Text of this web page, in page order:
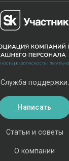
Статьи и советы
О компании
Служба поддержки:
Написать